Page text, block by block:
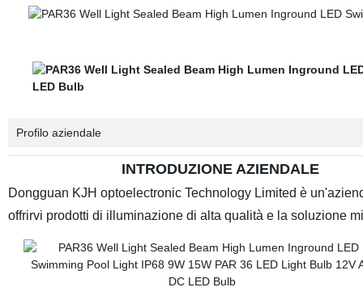
Profilo aziendale
INTRODUZIONE AZIENDALE
Dongguan KJH optoelectronic Technology Limited è
offrirvi prodotti di illuminazione di alta qualità e la soluzione